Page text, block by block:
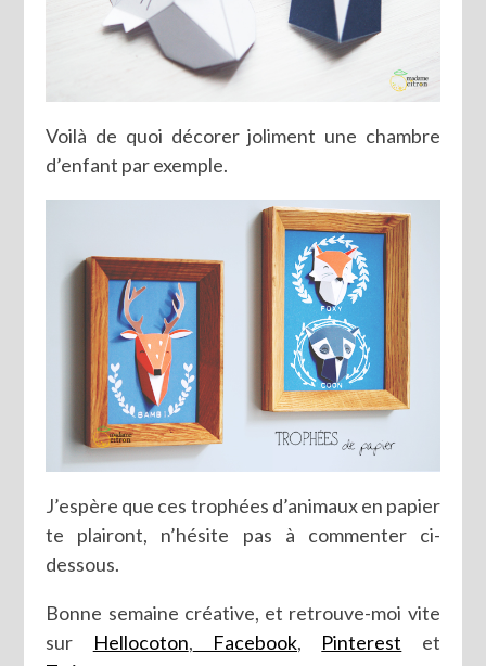
Voilà de quoi décorer joliment une chambre
d’enfant par exemple.
J’espère que ces trophées d’animaux en papier
te plairont, n’hésite pas à commenter ci-
dessous.
Bonne semaine créative, et retrouve-moi vite
sur
Hellocoton, Facebook, Pinterest et